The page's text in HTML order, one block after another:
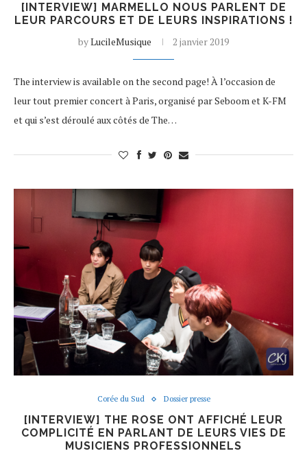
[INTERVIEW] MARMELLO NOUS PARLENT DE
LEUR PARCOURS ET DE LEURS INSPIRATIONS !
byLucileMusique 2 janvier 2019
The interview is available on the second page! À l’occasion de
leur tout premier concert à Paris, organisé par Seboom et K-FM
et qui s’est déroulé aux côtés de The…
Corée du Sud Dossier presse
[INTERVIEW] THE ROSE ONT AFFICHÉ LEUR
COMPLICITÉ EN PARLANT DE LEURS VIES DE
MUSICIENS PROFESSIONNELS